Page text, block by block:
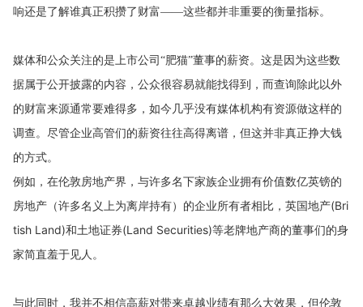
响还是了解谁真正积攒了财富——这些都并非重要的衡量指标。
媒体和公众关注的是上市公司“肥猫”董事的薪资。这是因为这些数
据属于公开披露的内容，公众很容易就能找得到，而查询除此以外
的财富来源通常要难得多，如今几乎没有媒体机构有资源做这样的
调查。尽管企业高管们的薪资往往高得离谱，但这并非真正挣大钱
的方式。
例如，在伦敦房地产界，与许多名下家族企业拥有价值数亿英镑的
房地产（许多名义上为离岸持有）的企业所有者相比，英国地产(Bri
tish Land)和土地证券(Land Securities)等老牌地产商的董事们的身
家简直羞于见人。
与此同时，我并不相信高薪对带来卓越业绩有那么大效果，但伦敦